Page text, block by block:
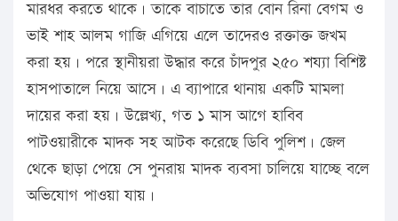
মারধর করতে থাকে। তাকে বাচাতে তার বোন রিনা বেগম ও
ভাই শাহ আলম গাজি এগিয়ে এলে তাদেরও রক্তাক্ত জখম
করা হয়। পরে স্থানীয়রা উদ্ধার করে চাঁদপুর ২৫০ শয্যা বিশিষ্ট
হাসপাতালে নিয়ে আসে। এ ব্যাপারে থানায় একটি মামলা
দায়ের করা হয়। উল্লেখ্য, গত ১ মাস আগে হাবিব
পাটওয়ারীকে মাদক সহ আটক করেছে ডিবি পুলিশ। জেল
থেকে ছাড়া পেয়ে সে পুনরায় মাদক ব্যবসা চালিয়ে যাচ্ছে বলে
অভিযোগ পাওয়া যায়।